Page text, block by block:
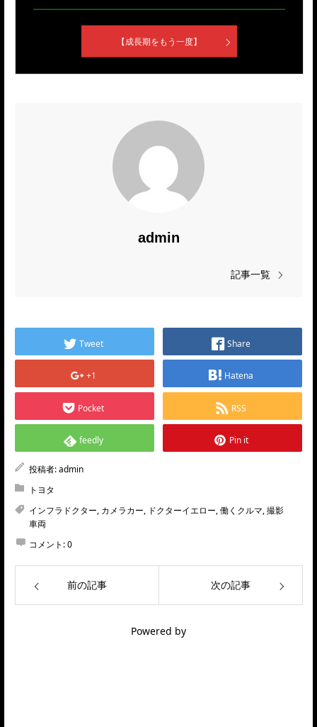
【成長期をもう一度】
admin
記事一覧
Tweet Share
+1 Hatena
Pocket RSS
feedly Pin it
投稿者:admin
トヨタ
インフラドクター, カメラカー, ドクターイエロー,働くクルマ,撮影
車両
コメント:0
前の記事 次の記事
Powered by